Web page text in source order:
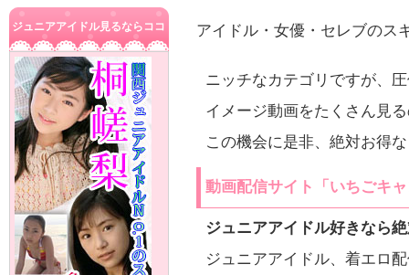
アイドル・女優・セレブのス
ニッチなカテゴリですが、
イメージ動画をたくさん見
この機会に是非、絶対お得
動画配信サイト「 いちごキ
ジュニアアイドル好きなら
ジュニアアイドル、着エロ
ジュニアアイドル見るならココ